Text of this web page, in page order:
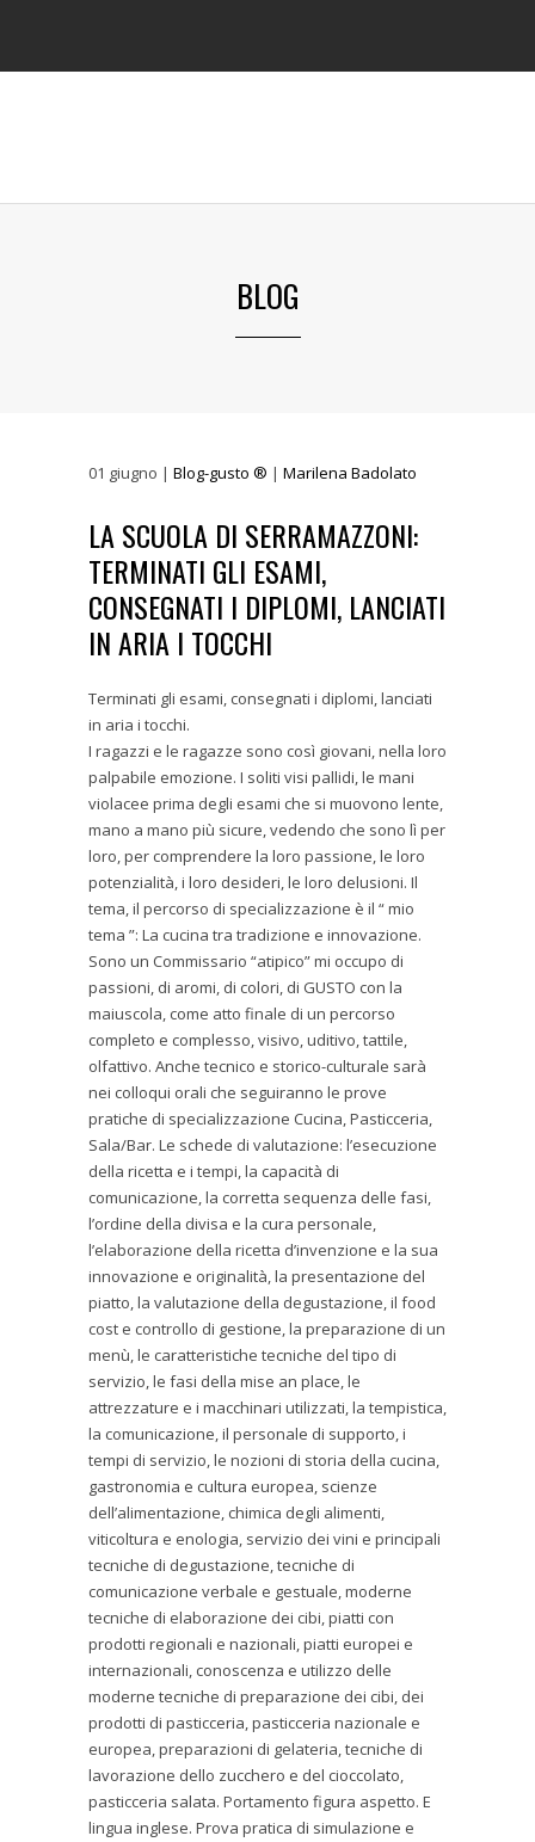
BLOG
01 giugno | Blog-gusto ® | Marilena Badolato
LA SCUOLA DI SERRAMAZZONI:
TERMINATI GLI ESAMI,
CONSEGNATI I DIPLOMI, LANCIATI
IN ARIA I TOCCHI
Terminati gli esami, consegnati i diplomi, lanciati
in aria i tocchi.
I ragazzi e le ragazze sono così giovani, nella loro
palpabile emozione. I soliti visi pallidi, le mani
violacee prima degli esami che si muovono lente,
mano a mano più sicure, vedendo che sono lì per
loro, per comprendere la loro passione, le loro
potenzialità, i loro desideri, le loro delusioni. Il
tema, il percorso di specializzazione è il “ mio
tema ”: La cucina tra tradizione e innovazione.
Sono un Commissario “atipico” mi occupo di
passioni, di aromi, di colori, di GUSTO con la
maiuscola, come atto finale di un percorso
completo e complesso, visivo, uditivo, tattile,
olfattivo. Anche tecnico e storico-culturale sarà
nei colloqui orali che seguiranno le prove
pratiche di specializzazione Cucina, Pasticceria,
Sala/Bar. Le schede di valutazione: l’esecuzione
della ricetta e i tempi, la capacità di
comunicazione, la corretta sequenza delle fasi,
l’ordine della divisa e la cura personale,
l’elaborazione della ricetta d’invenzione e la sua
innovazione e originalità, la presentazione del
piatto, la valutazione della degustazione, il food
cost e controllo di gestione, la preparazione di un
menù, le caratteristiche tecniche del tipo di
servizio, le fasi della mise an place, le
attrezzature e i macchinari utilizzati, la tempistica,
la comunicazione, il personale di supporto, i
tempi di servizio, le nozioni di storia della cucina,
gastronomia e cultura europea, scienze
dell’alimentazione, chimica degli alimenti,
viticoltura e enologia, servizio dei vini e principali
tecniche di degustazione, tecniche di
comunicazione verbale e gestuale, moderne
tecniche di elaborazione dei cibi, piatti con
prodotti regionali e nazionali, piatti europei e
internazionali, conoscenza e utilizzo delle
moderne tecniche di preparazione dei cibi, dei
prodotti di pasticceria, pasticceria nazionale e
europea, preparazioni di gelateria, tecniche di
lavorazione dello zucchero e del cioccolato,
pasticceria salata. Portamento figura aspetto. E
lingua inglese. Prova pratica di simulazione e